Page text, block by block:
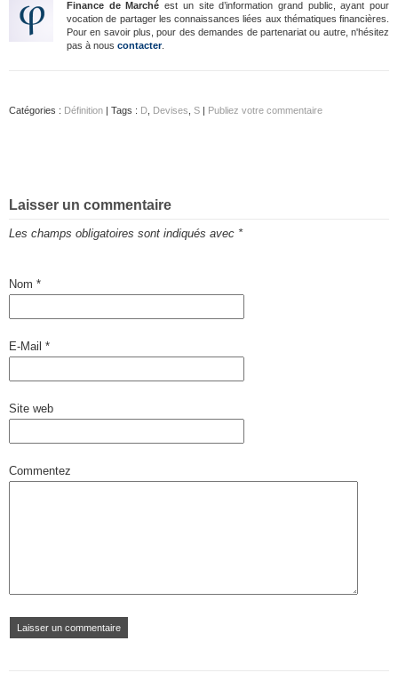
Finance de Marché est un site d’information grand public, ayant pour
vocation de partager les connaissances liées aux thématiques financières.
Pour en savoir plus, pour des demandes de partenariat ou autre, n'hésitez
pas à nous contacter.
Catégories : Définition | Tags : D Devises S | Publiez votre commentaire
Laisser un commentaire
Les champs obligatoires sont indiqués avec *
Nom *
E-Mail *
Site web
Commentez